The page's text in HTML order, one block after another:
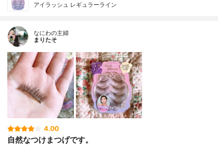
アイラッシュ レギュラーライン
なにわの主婦
まりたそ
4.00
自然なつけまつげです。